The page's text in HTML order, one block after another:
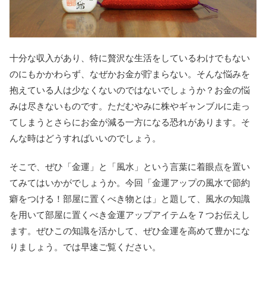
十分な収入があり、特に贅沢な生活をしているわけでもない
のにもかかわらず、なぜかお金が貯まらない。そんな悩みを
抱えている人は少なくないのではないでしょうか？お金の悩
みは尽きないものです。ただむやみに株やギャンブルに走っ
てしまうとさらにお金が減る一方になる恐れがあります。そ
んな時はどうすればいいのでしょう。
そこで、ぜひ「金運」と「風水」という言葉に着眼点を置い
てみてはいかがでしょうか。今回「金運アップの風水で節約
癖をつける！部屋に置くべき物とは」と題して、風水の知識
を用いて部屋に置くべき金運アップアイテムを７つお伝えし
ます。ぜひこの知識を活かして、ぜひ金運を高めて豊かにな
りましょう。では早速ご覧ください。